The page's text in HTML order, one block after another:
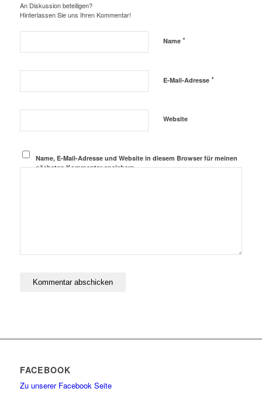
An Diskussion beteiligen?
Hinterlassen Sie uns Ihren Kommentar!
Name *
E-Mail-Adresse *
Website
Name, E-Mail-Adresse und Website in diesem Browser für meinen
nächsten Kommentar speichern.
FACEBOOK
Zu unserer Facebook Seite